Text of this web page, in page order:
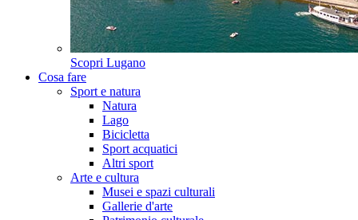
Scopri Lugano
Cosa fare
Sport e natura
Natura
Lago
Bicicletta
Sport acquatici
Altri sport
Arte e cultura
Musei e spazi culturali
Gallerie d'arte